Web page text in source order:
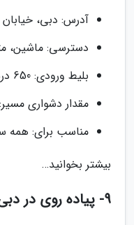
آدرس: دبی، خیابان
دسترسی: ماشین،
بلیط ورودی: 650 درهم
مقدار دشواری
مناسب برای: همه
بیشتر بخوانید…
9- پیاده روی در دبی مارینا